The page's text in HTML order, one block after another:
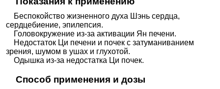
Беспокойство жизненного духа Шэнь сердца,
сердцебиение, эпилепсия.
Головокружение из-за активации Ян печени.
Недостаток Ци печени и почек с затуманиванием
зрения, шумом в ушах и глухотой.
Одышка из-за недостатка Ци почек.
Способ применения и дозы